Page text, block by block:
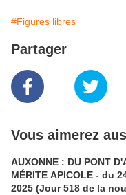
#Figures libres
Partager
Vous aimerez
AUXONNE : DU PONT
MÉRITE APICOLE - du
2025 (Jour 518 de la